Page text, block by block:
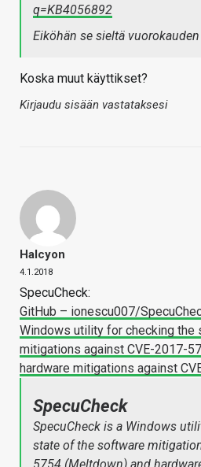
q=KB4056892
Eiköhän se sieltä
Koska muut käyttikset?
Kirjaudu sisään vastataksesi
Halcyon
4.1.2018
SpecuCheck:
GitHub – ionescu007/
Windows utility for checking
mitigations against CVE-2017-
hardware mitigations against
SpecuCheck
SpecuCheck is a Windows
state of the software